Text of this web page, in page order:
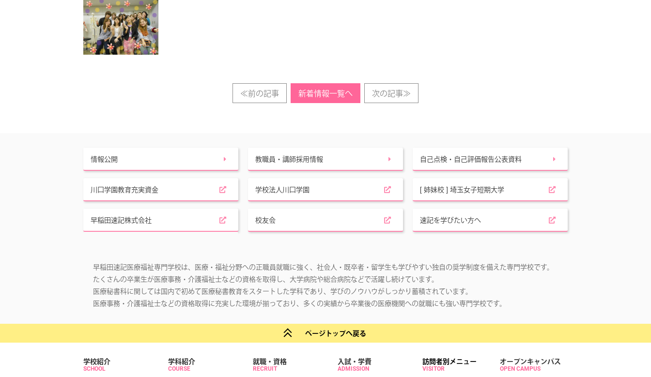
≪前の記事 新着情報一覧へ 次の記事≫
情報公開 教職員・講師採用情報 自己点検・自己評価報告公表資料
川口学園教育充実資金 学校法人川口学園 [ 姉妹校 ] 埼玉女子短期大学
早稲田速記株式会社 校友会 速記を学びたい方へ
早稲田速記医療福祉専門学校は、医療・福祉分野への正職員就職に強く、社会人・既卒者・留学生も学びやすい独自の奨学制度を備えた専門学校です。
たくさんの卒業生が医療事務・介護福祉士などの資格を取得し、大学病院や総合病院などで活躍し続けています。
医療秘書科に関しては国内で初めて医療秘書教育をスタートした学科であり、学びのノウハウがしっかり蓄積されています。
医療事務・介護福祉士などの資格取得に充実した環境が揃っており、多くの実績から卒業後の医療機関への就職にも強い専門学校です。
ページトップへ戻る
学校紹介
SCHOOL
学科紹介
COURSE
就職・資格
RECRUIT
入試・学費
ADMISSION
訪問者別メニュー
VISITOR
オープンキャンパス
OPEN CAMPUS